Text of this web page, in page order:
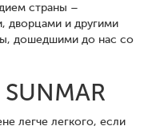
страны –
дворцами и другими
дошедшими до нас со
легче легкого, если